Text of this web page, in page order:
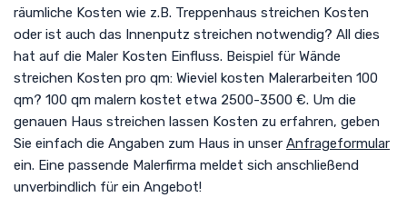
räumliche Kosten wie z.B. Treppenhaus streichen Kosten
oder ist auch das Innenputz streichen notwendig? All dies
hat auf die Maler Kosten Einfluss. Beispiel für Wände
streichen Kosten pro qm: Wieviel kosten Malerarbeiten 100
qm? 100 qm malern kostet etwa 2500-3500 €. Um die
genauen Haus streichen lassen Kosten zu erfahren, geben
Sie einfach die Angaben zum Haus in unser Anfrageformular
ein. Eine passende Malerfirma meldet sich anschließend
unverbindlich für ein Angebot!